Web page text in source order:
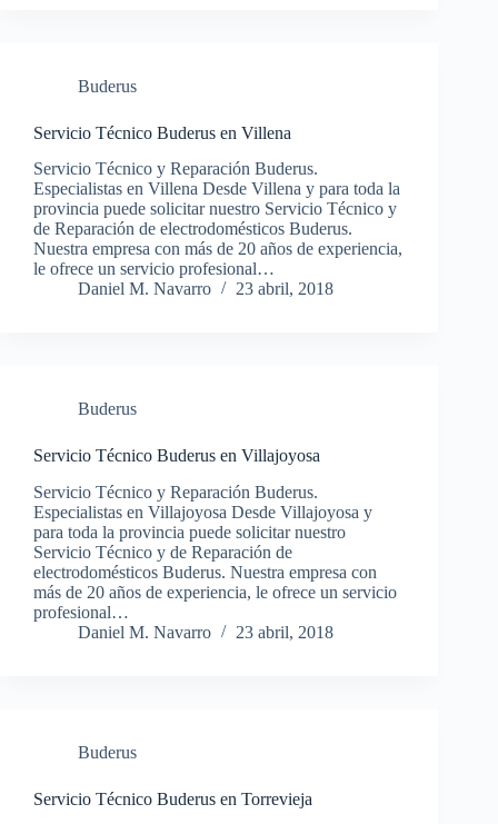
Buderus
Servicio Técnico Buderus en Villena
Servicio Técnico y Reparación Buderus.
Especialistas en Villena Desde Villena y para toda la
provincia puede solicitar nuestro Servicio Técnico y
de Reparación de electrodomésticos Buderus.
Nuestra empresa con más de 20 años de experiencia,
le ofrece un servicio profesional…
Daniel M. Navarro
23 abril, 2018
Buderus
Servicio Técnico Buderus en Villajoyosa
Servicio Técnico y Reparación Buderus.
Especialistas en Villajoyosa Desde Villajoyosa y
para toda la provincia puede solicitar nuestro
Servicio Técnico y de Reparación de
electrodomésticos Buderus. Nuestra empresa con
más de 20 años de experiencia, le ofrece un servicio
profesional…
Daniel M. Navarro
23 abril, 2018
Buderus
Servicio Técnico Buderus en Torrevieja